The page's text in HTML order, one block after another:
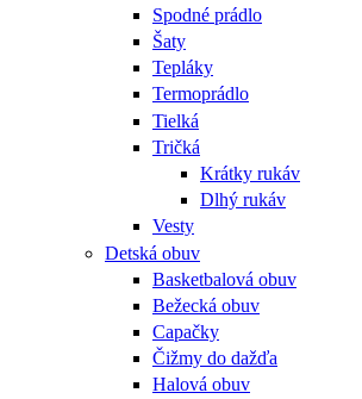
Spodné prádlo
Šaty
Tepláky
Termoprádlo
Tielká
Tričká
Krátky rukáv
Dlhý rukáv
Vesty
Detská obuv
Basketbalová obuv
Bežecká obuv
Capačky
Čižmy do dažďa
Halová obuv